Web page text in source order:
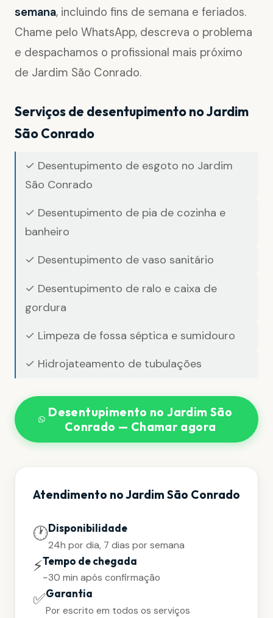
semana, incluindo fins de semana e feriados.
Chame pelo WhatsApp, descreva o problema
e despachamos o profissional mais próximo
de Jardim São Conrado.
Serviços de desentupimento no Jardim
São Conrado
✓ Desentupimento de esgoto no Jardim
São Conrado
✓ Desentupimento de pia de cozinha e
banheiro
✓ Desentupimento de vaso sanitário
✓ Desentupimento de ralo e caixa de
gordura
✓ Limpeza de fossa séptica e sumidouro
✓ Hidrojateamento de tubulações
Desentupimento no Jardim São
Conrado — Chamar agora
Atendimento no Jardim São Conrado
🕐Disponibilidade
24h por dia, 7 dias por semana
⚡Tempo de chegada
~30 min após confirmação
✅Garantia
Por escrito em todos os serviços